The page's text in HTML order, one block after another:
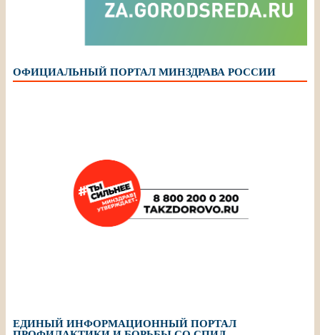
ОФИЦИАЛЬНЫЙ ПОРТАЛ МИНЗДРАВА РОССИИ
ЕДИНЫЙ ИНФОРМАЦИОННЫЙ ПОРТАЛ